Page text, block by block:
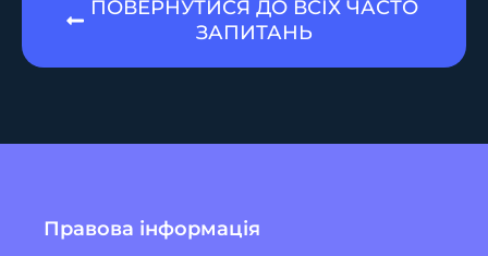
ПОВЕРНУТИСЯ ДО ВСІХ ЧАСТО
ЗАПИТАНЬ
Правова інформація